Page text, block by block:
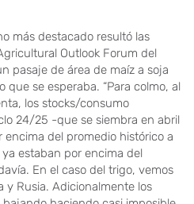
más destacado resultó las
Outlook Forum del
pasaje de área de maíz a soja
que se esperaba. “Para colmo, al
los stocks/consumo
24/25 -que se siembra en abril
del promedio histórico a
estaban por encima del
En el caso del trigo, vemos
y Rusia. Adicionalmente los